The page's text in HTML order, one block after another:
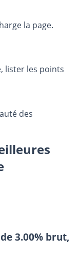
la page.
lister les points
des
3.00% brut,